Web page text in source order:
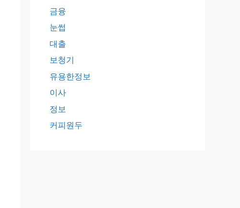
금융
눈썹
대출
보청기
유용한정보
이사
정보
커피원두